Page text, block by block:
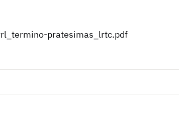
pratesimas_lrtc.pdf